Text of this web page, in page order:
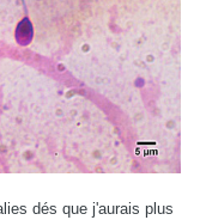
dés que j'aurais plus